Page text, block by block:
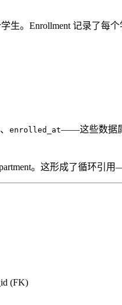
生。Enrollment 记录了每
、 enrolled_at——这些数据
。这形成了循环引
(FK)